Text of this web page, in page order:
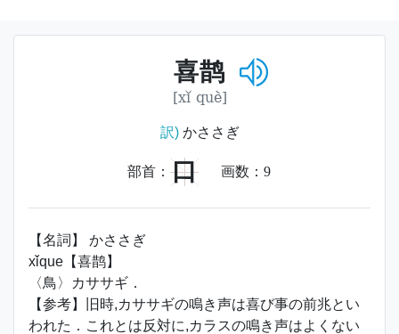
喜鹊
[xǐ què]
訳)かささぎ
部首： 口 画数： 9
【名詞】 かささぎ
xǐque【喜鹊】
〈鳥〉カササギ．
【参考】旧時,カササギの鳴き声は喜び事の前兆とい
われた．これとは反対に,カラスの鳴き声はよくない